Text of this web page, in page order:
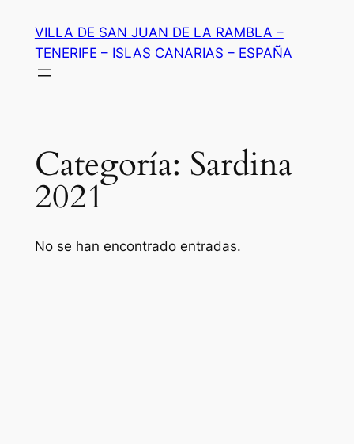
contenido
VILLA DE SAN JUAN DE LA RAMBLA –
TENERIFE – ISLAS CANARIAS – ESPAÑA
Categoría: Sardina
2021
No se han encontrado entradas.